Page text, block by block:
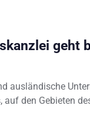
geht
ausländische
den Gebieten